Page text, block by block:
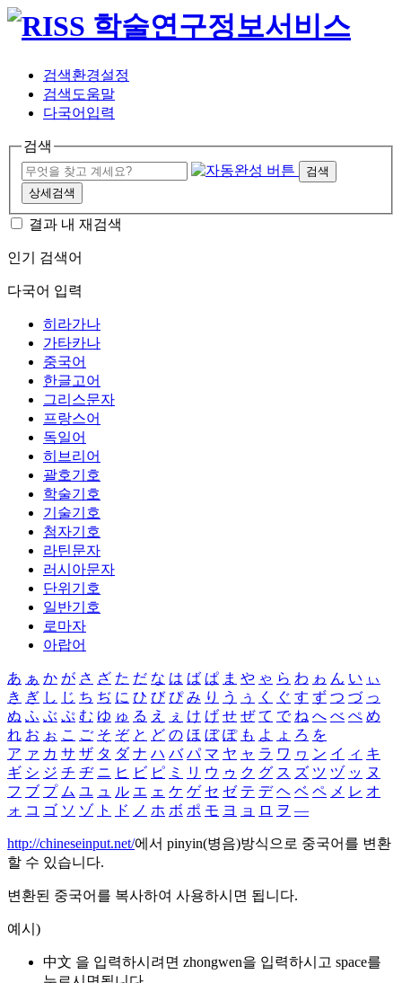
검색환경설정
검색도움말
다국어입력
검색
검색
상세검색
결과 내 재검색
인기 검색어
다국어 입력
히라가나
가타카나
중국어
한글고어
그리스문자
프랑스어
독일어
히브리어
괄호기호
학술기호
기술기호
첨자기호
라틴문자
러시아문자
단위기호
일반기호
로마자
아랍어
あ ぁ か が さ ざ た だ な は ば ぱ ま や ゃ ら わ ゎ ん い ぃ
き ぎ し じ ち ぢ に ひ び ぴ み り う ぅ く ぐ す ず つ づ っ
ぬ ふ ぶ ぷ む ゆ ゅ る え ぇ け げ せ ぜ て で ね へ べ ぺ め
れ お ぉ こ ご そ ぞ と ど の ほ ぼ ぽ も よ ょ ろ を
ア ァ カ サ ザ タ ダ ナ ハ バ パ マ ヤ ャ ラ ワ ヮ ン イ ィ キ
ギ シ ジ チ ヂ ニ ヒ ビ ピ ミ リ ウ ゥ ク グ ス ズ ツ ヅ ッ ヌ
フ ブ プ ム ユ ュ ル エ ェ ケ ゲ セ ゼ テ デ ヘ ベ ペ メ レ オ
ォ コ ゴ ソ ゾ ト ド ノ ホ ボ ポ モ ヨ ョ ロ ヲ ―
http://chineseinput.net/에서 pinyin(병음)방식으로 중국어를 변환
할 수 있습니다.
변환된 중국어를 복사하여 사용하시면 됩니다.
예시)
中文 을 입력하시려면 zhongwen을 입력하시고 space를